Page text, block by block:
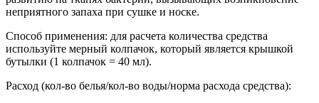
неприятного запаха при сушке и носке.
Способ применения: для расчета количества средства
используйте мерный колпачок, который является крышкой
бутылки (1 колпачок = 40 мл).
Расход (кол-во белья/кол-во воды/норма расхода средства):